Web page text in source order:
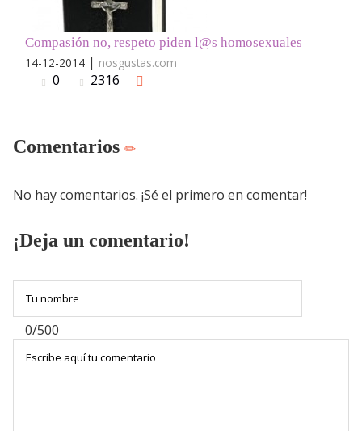
Compasión no, respeto piden l@s homosexuales
14-12-2014 | nosgustas.com
0 2316
Comentarios
No hay comentarios. ¡Sé el primero en comentar!
¡Deja un comentario!
0/500